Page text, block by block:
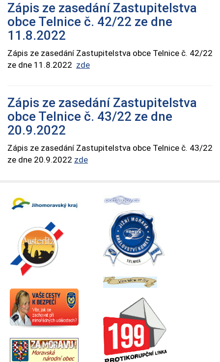
Zápis ze zasedání Zastupitelstva
obce Telnice č. 42/22 ze dne
11.8.2022
Zápis ze zasedání Zastupitelstva obce Telnice č. 42/22
ze dne 11.8.2022 zde
Zápis ze zasedání Zastupitelstva
obce Telnice č. 43/22 ze dne
20.9.2022
Zápis ze zasedání Zastupitelstva obce Telnice č. 43/22
ze dne 20.9.2022 zde